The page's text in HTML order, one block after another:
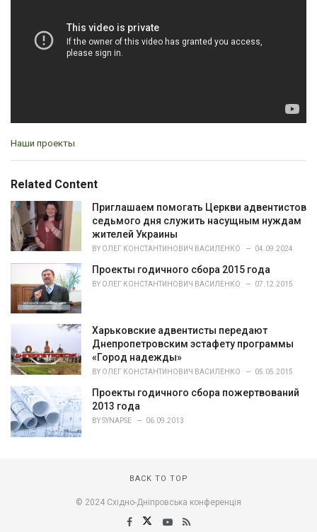
C
e
o
r
i
e
Наши проекты
Related Content
Приглашаем помогать Церкви адвентистов
седьмого дня служить насущным нуждам
жителей Украины
BY ОЛЕГ КОНСТАНТИНОВИЧ ВАСИЛЕНКО 04.09.2024
Проекты годичного сбора 2015 года
BY ОЛЕГ КОНСТАНТИНОВИЧ ВАСИЛЕНКО 07.12.2015
Харьковские адвентисты передают
Днепропетровским эстафету программы
«Город надежды»
BY ОЛЕГ КОНСТАНТИНОВИЧ ВАСИЛЕНКО 05.05.2015
Проекты годичного сбора пожертвований
2013 года
BYSYNAPSE 06.09.2013
BACK TO TOP
© 2024 Східно-Дніпровська конференція